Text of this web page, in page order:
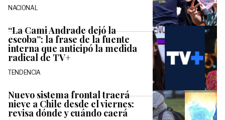
NACIONAL
“La Cami Andrade dejó la
escoba”: la frase de la fuente
interna que anticipó la medida
radical de TV+
TENDENCIA
Nuevo sistema frontal traerá
nieve a Chile desde el viernes:
revisa dónde y cuándo caerá